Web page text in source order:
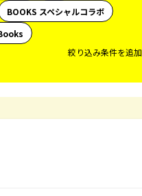
BOOKS スペシャルコラボ
絞り込み条件を追加